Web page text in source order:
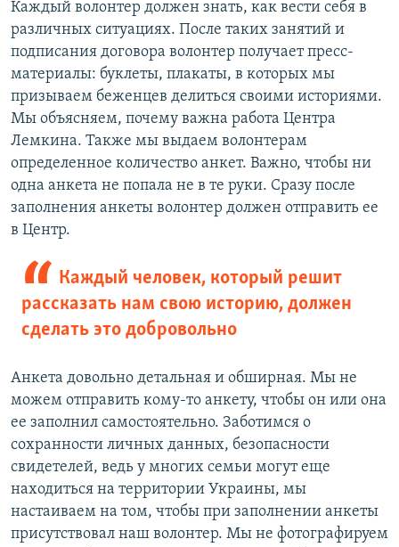
й
д
д
Каждый волонтер должен знать, как вести себя в
различных ситуациях. После таких занятий и
подписания договора волонтер получает пресс-
материалы: буклеты, плакаты, в которых мы
призываем беженцев делиться своими историями.
Мы объясняем, почему важна работа Центра
Лемкина. Также мы выдаем волонтерам
определенное количество анкет. Важно, чтобы ни
одна анкета не попала не в те руки. Сразу после
заполнения анкеты волонтер должен отправить ее
в Центр.
Каждый человек, который решит
рассказать нам свою историю, должен
сделать это добровольно
Анкета довольно детальная и обширная. Мы не
можем отправить кому-то анкету, чтобы он или она
ее заполнил самостоятельно. Заботимся о
сохранности личных данных, безопасности
свидетелей, ведь у многих семьи могут еще
находиться на территории Украины, мы
настаиваем на том, чтобы при заполнении анкеты
присутствовал наш волонтер. Мы не фотографируем